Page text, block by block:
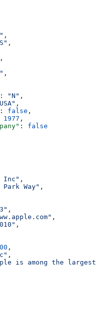
,
,
,
,
: "N" ,
,
: false ,
1977 ,
: false
Inc" ,
Park Way" ,
,
,
,
,
,
is among the